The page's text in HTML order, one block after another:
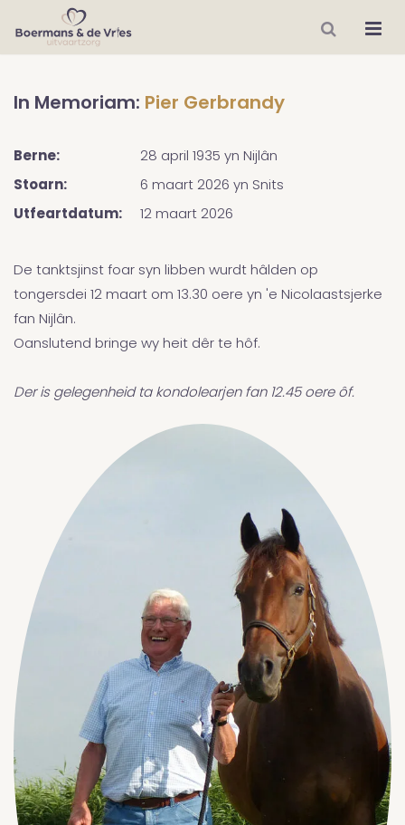
In Memoriam: Pier Gerbrandy
Berne: 28 april 1935 yn Nijlân
Stoarn: 6 maart 2026 yn Snits
Utfeartdatum: 12 maart 2026
De tanktsjinst foar syn libben wurdt hâlden op
tongersdei 12 maart om 13.30 oere yn 'e Nicolaastsjerke
fan Nijlân.
Oanslutend bringe wy heit dêr te hôf.
Der is gelegenheid ta kondolearjen fan 12.45 oere ôf.